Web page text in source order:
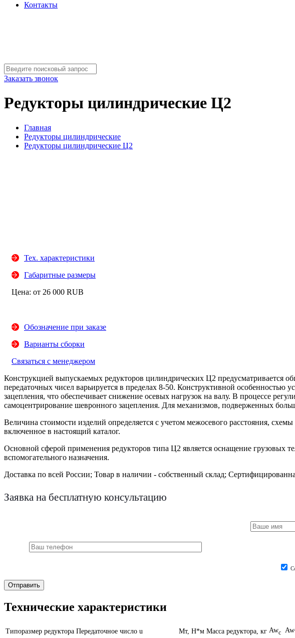
Контакты
Заказать звонок
Редукторы цилиндрические Ц2
Главная
Редукторы цилиндрические
Редукторы цилиндрические Ц2
Тех. характеристики
Габаритные размеры
Цена: от 26 000 RUB
Обозначение при заказе
Варианты сборки
Связаться с менеджером
Конструкцией выпускаемых редукторов цилиндрических Ц2 предусматривается
передаточных чисел варьируется в пределах 8-50. Конструктивной особенностью
зацепления, что обеспечивает снижение осевых нагрузок на валу. В процессе
самоцентрирование шевронного зацепления. Для механизмов, подверженных
Величина стоимости изделий определяется с учетом межосевого расстояния,
включенное в настоящий каталог.
Основной сферой применения редукторов типа Ц2 является оснащение грузовых
вспомогательного назначения.
Доставка по всей России; Товар в наличии - собственный склад;
Заявка на бесплатную консультацию
Технические характеристики
Типоразмер редуктора Передаточное число u Мт, Н*м Масса редуктора, кг Awc Aw